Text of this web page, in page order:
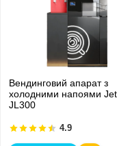
Вендинговий апарат з
холодними напоями
JL300
4.9